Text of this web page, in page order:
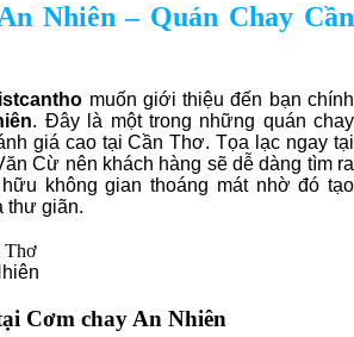
Nhiên – Quán Chay Cần
muốn giới thiệu đến bạn chính
. Đây là một trong những quán chay
giá cao tại Cần Thơ. Tọa lạc ngay tại
Cừ nên khách hàng sẽ dễ dàng tìm ra
không gian thoáng mát nhờ đó tạo
thư giãn.
Cơm chay An Nhiên